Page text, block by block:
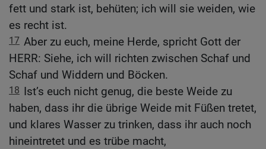
fett und stark ist, behüten; ich will sie weiden, wie
es recht ist.
17 Aber zu euch, meine Herde, spricht Gott der
HERR: Siehe, ich will richten zwischen Schaf und
Schaf und Widdern und Böcken.
18 Ist’s euch nicht genug, die beste Weide zu
haben, dass ihr die übrige Weide mit Füßen tretet,
und klares Wasser zu trinken, dass ihr auch noch
hineintretet und es trübe macht,